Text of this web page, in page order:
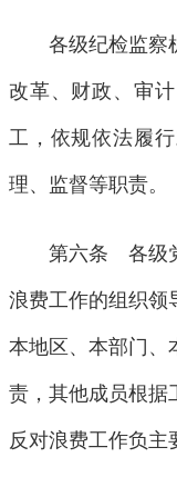
各级纪检监察机
改革、财政、审
工，依规依法履
理、监督等职责。
第六条 各级党
浪费工作的组织领
本地区、本部门、
责，其他成员根据
反对浪费工作负主